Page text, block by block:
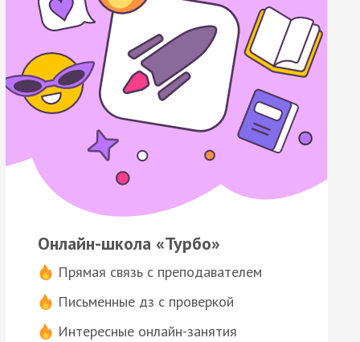
Онлайн-школа «Турбо»
Прямая связь с преподавателем
Письменные дз с проверкой
Интересные онлайн-занятия